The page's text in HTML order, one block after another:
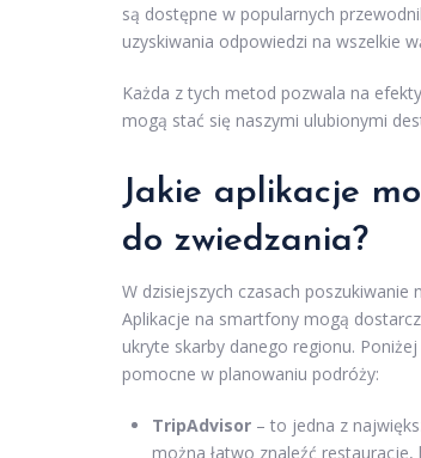
są dostępne w popularnych
uzyskiwania odpowiedzi na wszelkie
Każda z tych metod pozwala na
mogą stać się naszymi ulubionymi
Jakie aplikacje
do zwiedzania?
W dzisiejszych czasach
Aplikacje na smartfony mogą
ukryte skarby danego regionu.
pomocne w planowaniu podróży:
TripAdvisor – to jedna z
można łatwo znaleźć